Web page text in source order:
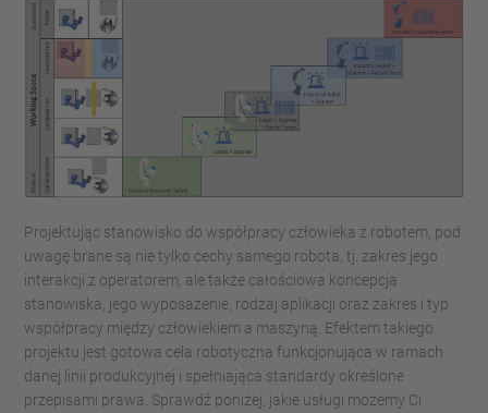
Projektując stanowisko do współpracy człowieka z robotem, pod
uwagę brane są nie tylko cechy samego robota, tj. zakres jego
interakcji z operatorem, ale także całościowa koncepcja
stanowiska, jego wyposażenie, rodzaj aplikacji oraz zakres i typ
współpracy między człowiekiem a maszyną. Efektem takiego
projektu jest gotowa cela robotyczna funkcjonująca w ramach
danej linii produkcyjnej i spełniająca standardy określone
przepisami prawa. Sprawdź poniżej, jakie usługi możemy Ci